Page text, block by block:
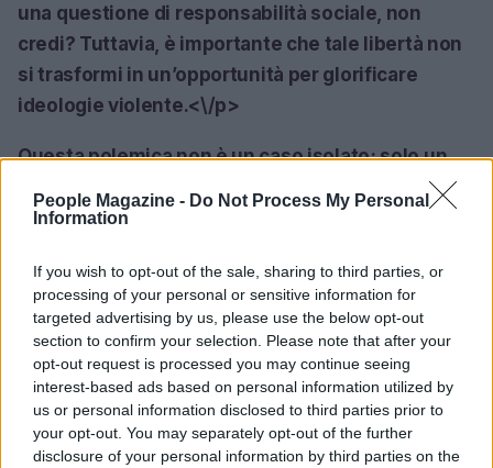
People Magazine - Do Not Process My Personal
Information
If you wish to opt-out of the sale, sharing to third parties, or
processing of your personal or sensitive information for
targeted advertising by us, please use the below opt-out
section to confirm your selection. Please note that after your
opt-out request is processed you may continue seeing
interest-based ads based on personal information utilized by
us or personal information disclosed to third parties prior to
your opt-out. You may separately opt-out of the further
disclosure of your personal information by third parties on the
una questione di responsabilità sociale, non
credi? Tuttavia, è importante che tale libertà non
si trasformi in un’opportunità per glorificare
ideologie violente.<\/p>
Questa polemica non è un caso isolato; solo un
mese fa, un’altra controversia aveva coinvolto
studenti di destra dell’Università di Trento,
ideologie politiche possa sfociare in polemiche
accese. La questione della libertà di espressione
si intreccia così con la responsabilità sociale di
chi opera nell’ambito accademico, rendendo
necessaria una riflessione profonda sulla natura e
i limiti di tale libertà. E tu, cosa ne pensi?<\/p>